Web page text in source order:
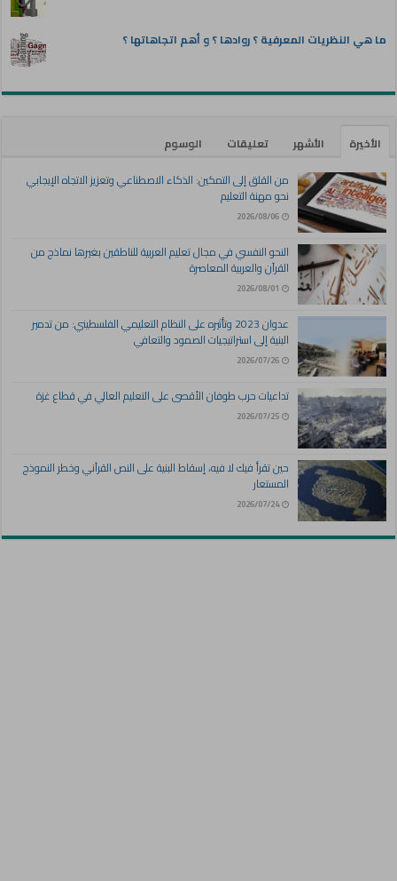
ما هي النظريات المعرفية ؟ روادها ؟ و أهم اتجاهاتها ؟
الأخيرة الأشهر تعليقات
الوسوم
من القلق إلى التمكين: الذكاء الاصطناعي وتعزيز الاتجاه الإيجابي
نحو مهنة التعليم
2026/08/06
النحو النفسي في مجال تعليم العربية للناطقين بغيرها نماذج من
القرآن والعربية المعاصرة
2026/08/01
عدوان 2023 وتأثيره على النظام التعليمي الفلسطيني: من تدمير
البنية إلى استراتيجيات الصمود والتعافي
2026/07/26
تداعيات حرب طوفان الأقصى على التعليم العالي في قطاع غزة
2026/07/25
حين تقرأ فيك لا فيه، إسقاط البنية على النص القرآني وخطر النموذج
المستعار
2026/07/24